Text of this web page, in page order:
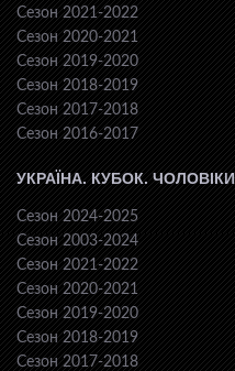
Сезон 2021-2022
Сезон 2020-2021
Сезон 2019-2020
Сезон 2018-2019
Сезон 2017-2018
Сезон 2016-2017
УКРАЇНА. КУБОК. ЧОЛОВІКИ
Сезон 2024-2025
Сезон 2003-2024
Сезон 2021-2022
Сезон 2020-2021
Сезон 2019-2020
Сезон 2018-2019
Сезон 2017-2018